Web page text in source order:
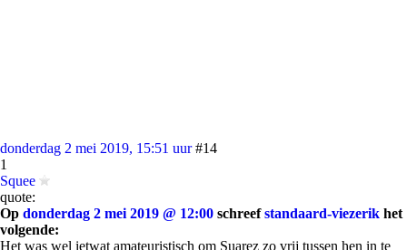
donderdag 2 mei 2019, 15:51 uur #14
1
Squee
quote:
Op donderdag 2 mei 2019 @ 12:00 schreefstandaard-viezerik het
volgende:
Het was wel ietwat amateuristisch om Suarez zo vrij tussen hen in te